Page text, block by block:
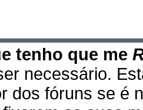
tenho que me
necessário.
dos fóruns se é